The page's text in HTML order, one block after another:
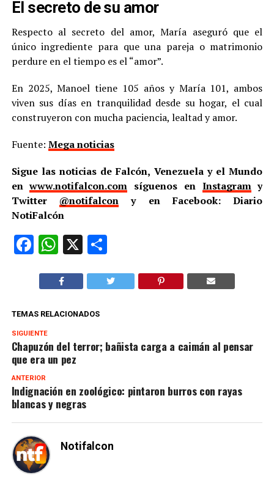
El secreto de su amor
Respecto al secreto del amor, María aseguró que el
único ingrediente para que una pareja o matrimonio
perdure en el tiempo es el “amor”.
En 2025, Manoel tiene 105 años y María 101, ambos
viven sus días en tranquilidad desde su hogar, el cual
construyeron con mucha paciencia, lealtad y amor.
Fuente: Mega noticias
Sigue las noticias de Falcón, Venezuela y el Mundo
enwww.notifalcon.com síguenos en Instagramy
Twitter @notifalcon y en Facebook: Diario
NotiFalcón
Facebook
WhatsApp
X Compartir
TEMAS RELACIONADOS
SIGUIENTE
Chapuzón del terror; bañista carga a caimán al pensar
que era un pez
ANTERIOR
Indignación en zoológico: pintaron burros con rayas
blancas y negras
Notifalcon